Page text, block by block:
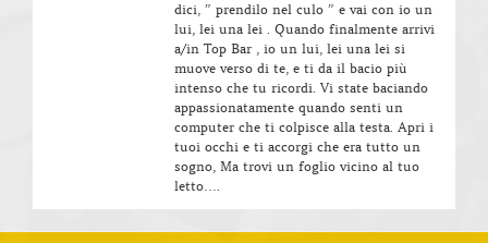
dici, ” prendilo nel culo ” e vai con io un
lui, lei una lei . Quando finalmente arrivi
a/in Top Bar , io un lui, lei una lei si
muove verso di te, e ti da il bacio più
intenso che tu ricordi. Vi state baciando
appassionatamente quando senti un
computer che ti colpisce alla testa. Apri i
tuoi occhi e ti accorgi che era tutto un
sogno, Ma trovi un foglio vicino al tuo
letto….